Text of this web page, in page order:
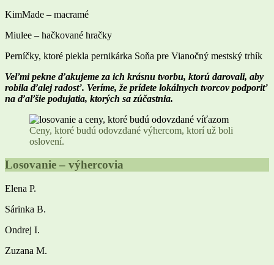
KimMade – macramé
Miulee – hačkované hračky
Perníčky, ktoré piekla pernikárka Soňa pre Vianočný mestský trhík
Veľmi pekne ďakujeme za ich krásnu tvorbu, ktorú darovali, aby
robila ďalej radosť. Veríme, že prídete lokálnych tvorcov podporiť
na ďaľšie podujatia, ktorých sa zúčastnia.
Ceny, ktoré budú odovzdané výhercom, ktorí už boli
oslovení.
Losovanie – výhercovia
Elena P.
Sárinka B.
Ondrej I.
Zuzana M.